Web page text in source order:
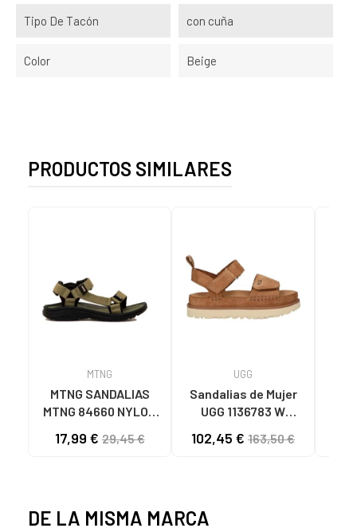
Tipo De Tacón con cuña
Color Beige
PRODUCTOS SIMILARES
MTNG
MTNG SANDALIAS
MTNG 84660 NYLON
C59785 - - NYLON
17,99 €29,45 €
UGG
Sandalias de Mujer
UGG 1136783 W
CHESTNUT
102,45 € 163,50 €
DE LA MISMA MARCA